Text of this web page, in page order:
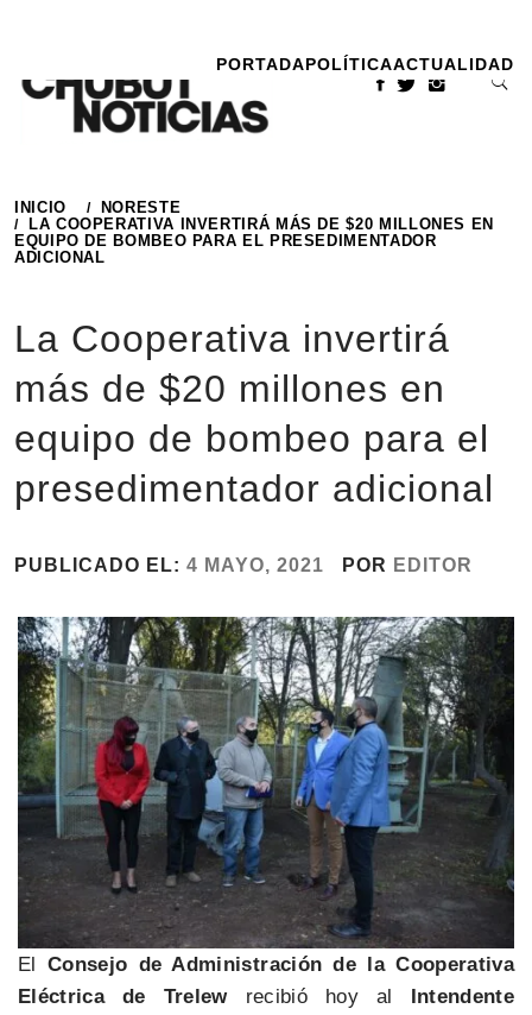
contenido
PORTADAPOLÍTICAACTUALIDAD
INICIO
NORESTE
LA COOPERATIVA INVERTIRÁ MÁS DE $20 MILLONES EN
EQUIPO DE BOMBEO PARA EL PRESEDIMENTADOR
ADICIONAL
La Cooperativa invertirá
más de $20 millones en
equipo de bombeo para el
presedimentador adicional
PUBLICADO EL: 4 MAYO, 2021 POR EDITOR
El Consejo de Administración de la Cooperativa
Eléctrica de Trelewrecibió hoy al Intendente